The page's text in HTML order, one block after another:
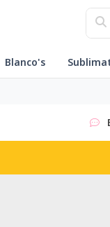
Blanco's